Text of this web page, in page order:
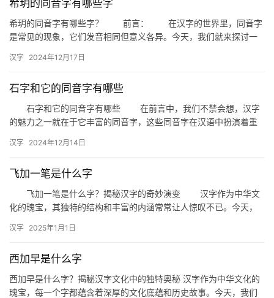
组
词
音
希玥的同音字有哪些字
希玥的同音字有哪些字？ 前言： 在汉字的世界里，同音字
是常见的现象，它们发音相同但意义各异。今天，我们就来探讨一
汉字 2024年12月17日
石字和它的同音字有哪些
石字和它的同音字有哪些 在前言中，我们不禁会想，汉字
的魅力之一就在于它丰富的同音字，这些同音字在汉语中扮演着重
的作…
汉字 2024年12月14日
飞加一笔是什么字
飞加一笔是什么字？揭秘汉字的奇妙演变 汉字作为中华文
化的瑰宝，其独特的结构和丰富的内涵常常让人惊叹不已。今天，
文…
汉字 2025年1月1日
西加早是什么字
西加早是什么字？揭秘汉字文化中的独特奥秘 汉字作为中华文化的
瑰宝，每一个字都蕴含着深厚的文化底蕴和历史故事。今天，我们